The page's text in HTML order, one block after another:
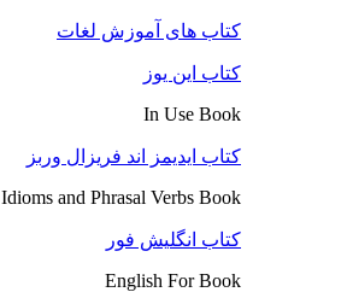
کتاب های آموزش لغات
کتاب این یوز
In Use Book
کتاب ایدیمز اند فریزال وربز
Idioms and Phrasal Verbs Book
کتاب انگلیش فور
English For Book